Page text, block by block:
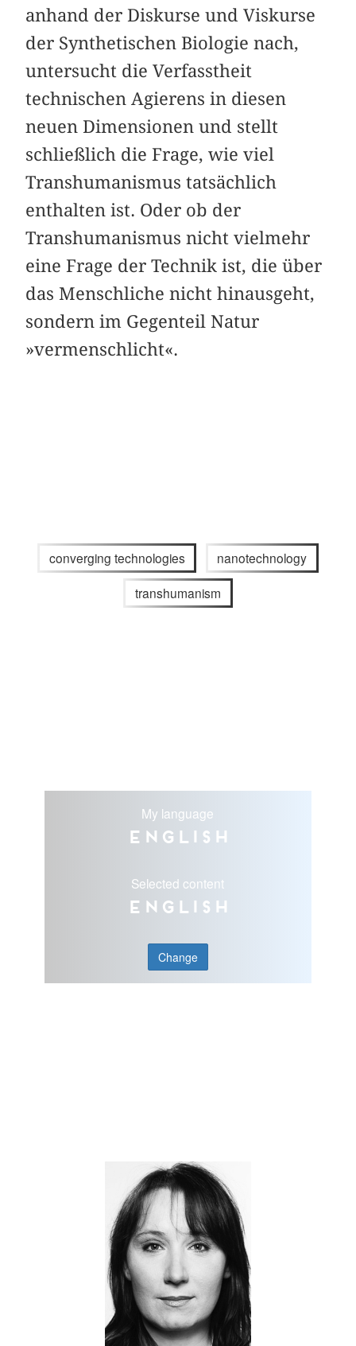
anhand der Diskurse und Viskurse
der Synthetischen Biologie nach,
untersucht die Verfasstheit
technischen Agierens in diesen
neuen Dimensionen und stellt
schließlich die Frage, wie viel
Transhumanismus tatsächlich
enthalten ist. Oder ob der
Transhumanismus nicht vielmehr
eine Frage der Technik ist, die über
das Menschliche nicht hinausgeht,
sondern im Gegenteil Natur
»vermenschlicht«.
converging technologies nanotechnology
transhumanism
My language
English
Selected content
English
Change